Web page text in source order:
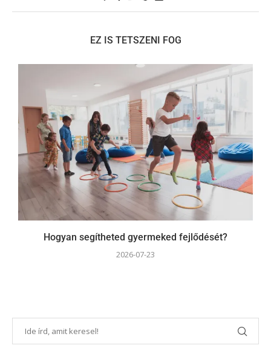
EZ IS TETSZENI FOG
Hogyan segítheted gyermeked fejlődését?
2026-07-23